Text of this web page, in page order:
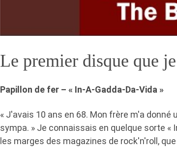
Le premier disque que
Papillon de fer – « In-A-Gadda-Da-Vida »
« J'avais 10 ans en 68. Mon frère m'a
sympa. » Je connaissais en quelque sorte «
les marges des magazines de rock'n'roll,